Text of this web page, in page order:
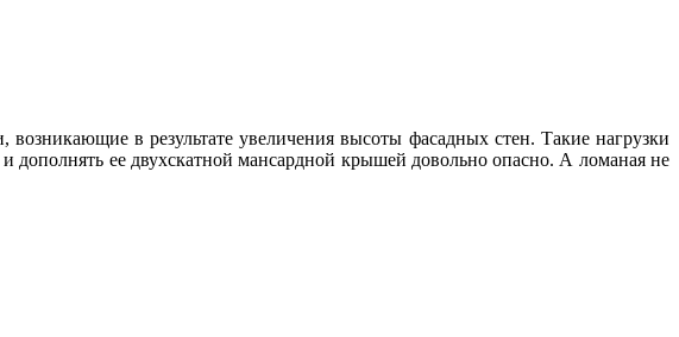
в результате увеличения высоты фасадных стен. Такие нагрузки
ее двухскатной мансардной крышей довольно опасно. А ломаная не